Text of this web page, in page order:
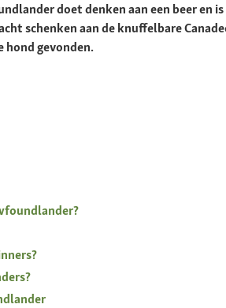
doet denken aan een beer en
schenken aan de knuffelbare
hond gevonden.